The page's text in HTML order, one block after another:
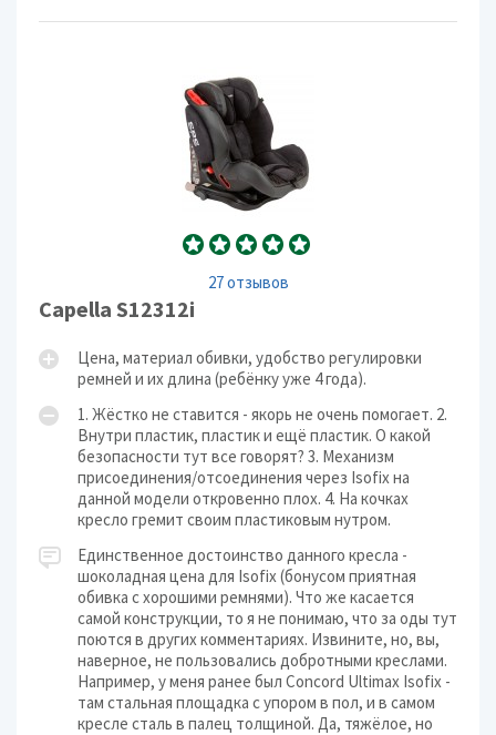
27 отзывов
Capella S12312i
Цена, материал обивки, удобство регулировки
ремней и их длина (ребёнку уже 4 года).
1. Жёстко не ставится - якорь не очень помогает. 2.
Внутри пластик, пластик и ещё пластик. О какой
безопасности тут все говорят? 3. Механизм
присоединения/отсоединения через Isofix на
данной модели откровенно плох. 4. На кочках
кресло гремит своим пластиковым нутром.
Единственное достоинство данного кресла -
шоколадная цена для Isofix (бонусом приятная
обивка с хорошими ремнями). Что же касается
самой конструкции, то я не понимаю, что за оды тут
поются в других комментариях. Извините, но, вы,
наверное, не пользовались добротными креслами.
Например, у меня ранее был Concord Ultimax Isofix -
там стальная площадка с упором в пол, и в самом
кресле сталь в палец толщиной. Да, тяжёлое, но